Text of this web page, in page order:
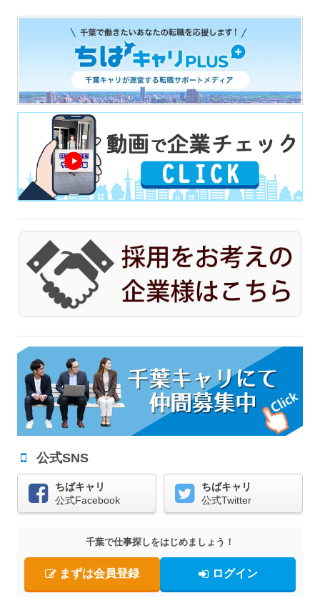
公式SNS
ちばキャリ
公式Facebook
ちばキャリ
公式Twitter
千葉で仕事探しをはじめましょう！
まずは会員登録 ログイン